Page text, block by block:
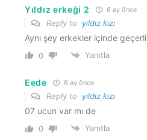
Yıldız erkeği 2 6 ay önce
Reply to yıldız kızı
Aynı şey erkekler içinde geçerli
0 Yanıtla
Eede 6 ay önce
Reply to yıldız kızı
07 ucun var mı de
0 Yanıtla